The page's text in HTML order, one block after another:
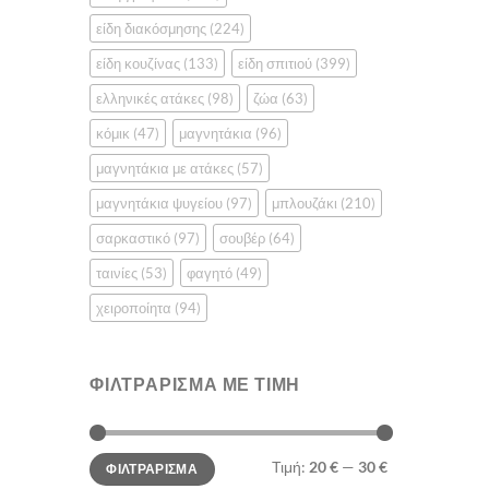
είδη διακόσμησης (224)
είδη κουζίνας (133) είδη σπιτιού (399)
ελληνικές ατάκες (98) ζώα (63)
κόμικ (47) μαγνητάκια (96)
μαγνητάκια με ατάκες (57)
μαγνητάκια ψυγείου (97) μπλουζάκι (210)
σαρκαστικό (97) σουβέρ (64)
ταινίες (53) φαγητό (49)
χειροποίητα (94)
ΦΙΛΤΡΆΡΙΣΜΑ ΜΕ ΤΙΜΉ
Ελάχιστη
τιμή
Μέγιστη
τιμήΦΙΛΤΡΆΡΙΣΜΑ Τιμή: 20 €— 30 €